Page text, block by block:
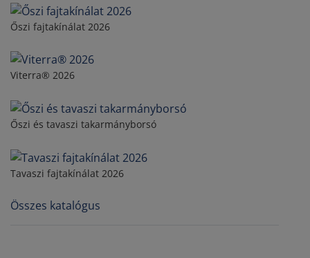
Őszi fajtakínálat 2026
Viterra® 2026
Őszi és tavaszi takarmányborsó
Tavaszi fajtakínálat 2026
Összes katalógus